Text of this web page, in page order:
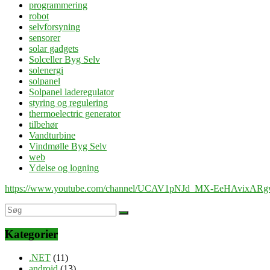
programmering
robot
selvforsyning
sensorer
solar gadgets
Solceller Byg Selv
solenergi
solpanel
Solpanel laderegulator
styring og regulering
thermoelectric generator
tilbehør
Vandturbine
Vindmølle Byg Selv
web
Ydelse og logning
https://www.youtube.com/channel/UCAV1pNJd_MX-
Kategorier
.NET (11)